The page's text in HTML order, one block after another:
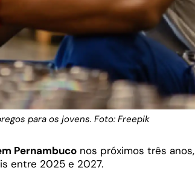
para os jovens. Foto: Freepik
Pernambuco nos próximos três anos,
entre 2025 e 2027.